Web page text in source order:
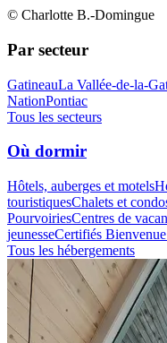
© Charlotte B.-Domingue
Par secteur
GatineauLa Vallée-de-la-
NationPontiac
Tous les secteurs
Où dormir
Hôtels, auberges et motels
touristiquesChalets et
PourvoiriesCentres de
jeunesseCertifiés
Tous les hébergements